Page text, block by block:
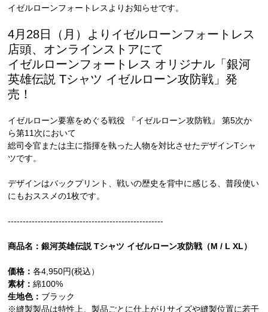
イゼルローンフォートレスよりお知らせです。
4月28日（月）よりイゼルローンフォートレス
店頭、オンラインストアにて
イゼルローンフォートレス オリジナル「銀河
英雄伝説 Tシャツ イゼルローン攻防戦」発
売！
イゼルローン要塞をめぐる戦役 『イゼルローン攻防戦』 第5次か
ら第11次において
総司令官または主に指揮を執った人物を対比させたデザインTシャ
ツです。
デザインはバックプリント、戦いの歴史を背中に感じる、普段使い
にもおススメの1枚です。
----------------------------------------------------
商品名：銀河英雄伝説 Tシャツ イゼルローン攻防戦（M / L XL）
価格：各4,950円(税込）
素材：綿100%
生地色： ブラック
※縫製製品は特性上、製品ごとに仕上がりサイズや縫製位置に若干